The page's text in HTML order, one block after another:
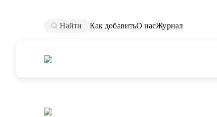
Найти Как добавитьО насЖурнал